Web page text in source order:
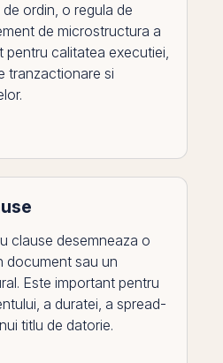
ordin, o regula de
de microstructura a
pentru calitatea executiei,
tranzactionare si
clause desemneaza o
document sau un
Este important pentru
a duratei, a spread-
titlu de datorie.